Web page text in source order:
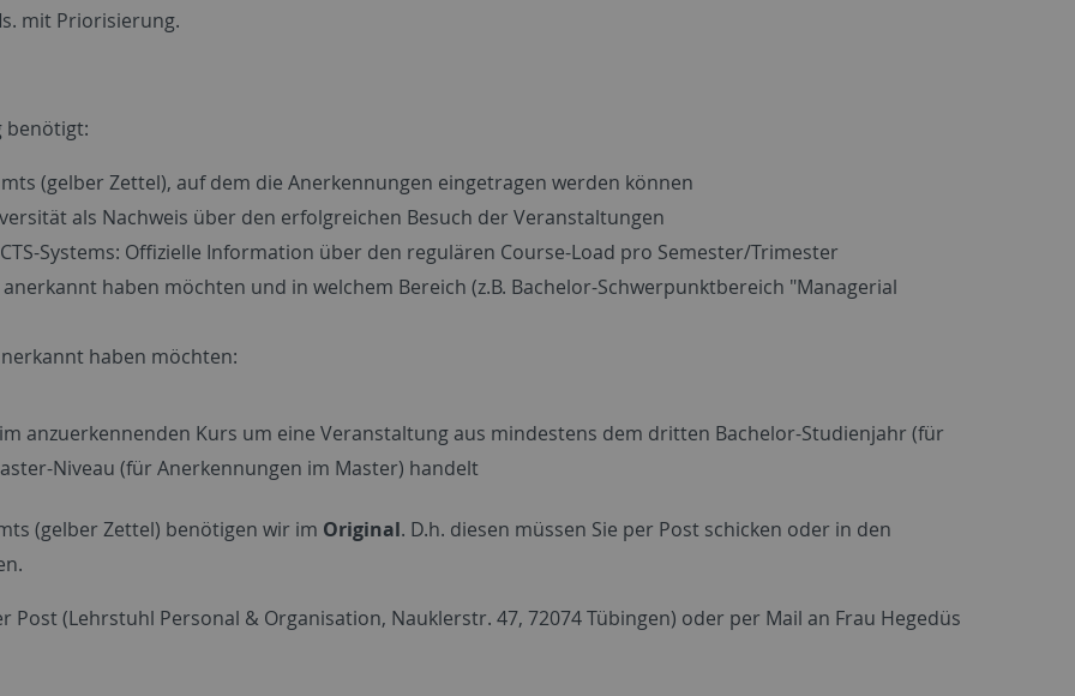
mit Priorisierung.
benötigt:
(gelber Zettel), auf dem die Anerkennungen eingetragen werden können
als Nachweis über den erfolgreichen Besuch der Veranstaltungen
Systems: Offizielle Information über den regulären Course-Load pro Semester/Trimester
haben möchten und in welchem Bereich (z.B. Bachelor-Schwerpunktbereich "Managerial
haben möchten:
anzuerkennenden Kurs um eine Veranstaltung aus mindestens dem dritten Bachelor-Studienjahr (für
Niveau (für Anerkennungen im Master) handelt
(gelber Zettel) benötigen wir im Original. D.h. diesen müssen Sie per Post schicken oder in den
(Lehrstuhl Personal & Organisation, Nauklerstr. 47, 72074 Tübingen) oder per Mail an Frau Hegedüs